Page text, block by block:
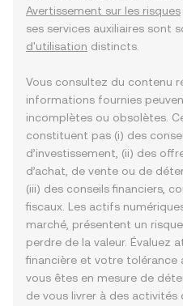
Avertissement sur les risques
ses services auxiliaires sont
d'utilisation distincts.
Vous consultez du contenu
informations fournies
incomplètes ou obsolètes.
constituent pas (i) des
d’investissement, (ii) des
d’achat, de vente ou de
(iii) des conseils financiers,
fiscaux. Les actifs
marché, présentent un
perdre de la valeur. Évaluez
financière et votre tolérance
vous êtes en mesure de
de vous livrer à des activités